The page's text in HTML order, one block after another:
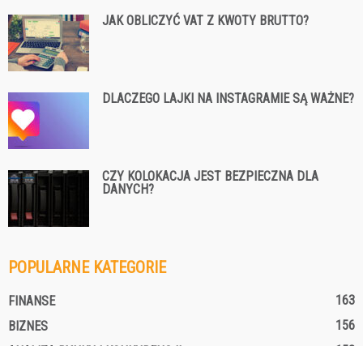
JAK OBLICZYĆ VAT Z KWOTY BRUTTO?
DLACZEGO LAJKI NA INSTAGRAMIE SĄ WAŻNE?
CZY KOLOKACJA JEST BEZPIECZNA DLA
DANYCH?
POPULARNE KATEGORIE
FINANSE
163
BIZNES
156